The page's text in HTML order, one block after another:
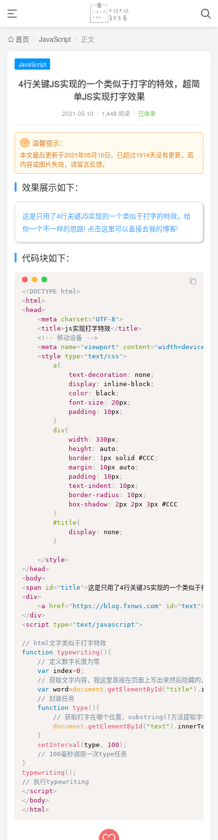
首页 / JavaScript / 正文
JavaScript
4行关键JS实现的一个类似于打字的特效，超简
单JS实现打字效果
2021-05-10 / 1,448 阅读 / 已收录
温馨提示：
本文最后更新于2021年05月10日，已超过1914天没有更新，若
内容或图片失效，请留言反馈。
效果展示如下：
这是只用了4行关键JS实现的一个类似于打字的特效，给
你一个不一样的思路! 点击这里可以直接去我的博客!
代码块如下：
<! DOCTYPE html>
<html>
<head>
<meta charset=" UTF-8 ">
<title>js实现打字特效</title>
<!-- 移动设备 -->
<meta name="viewport " content="width=device-
<style type="text/css ">
a{
text-decoration : none ;
display : inline-block ;
color : black ;
font-size : 20px ;
padding : 10px ;
}
div{
width : 330px ;
height : auto ;
border : 1px solid #CCC ;
margin : 10px auto ;
padding : 10px ;
text-indent : 10px ;
border-radius : 10px ;
box-shadow : 2px 2px 3px #CCC
}
#title{
display : none ;
}
</style>
</ head>
<body>
<span id="title ">这是只用了4行关键JS实现的一个类似于打
<div>
<a href=" https://blog.fxnws.com" id="text ">
</div>
<script type="text/javascript ">
// html文字类似于打字特效
function typewriting ( ) {
// 定义数字长度为零
var index=0 ;
// 获取文字内容，我这里直接在页面上写出来然后隐藏的，也
var word=document . getElementById ( "title" ) .
// 封装任务
function type ( ) {
// 获取打字在哪个位置，substring()方法提取字符串（
document . getElementById ( "text" ) . innerText
}
setInterval ( type , 100 ) ;
// 100毫秒调用一次type任务
}
typewriting ( ) ;
// 执行typewriting
</script>
</ body>
</ html>